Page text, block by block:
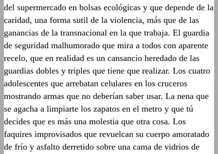
del supermercado en bolsas ecológicas y que depende de la
caridad, una forma sutil de la violencia, más que de las
ganancias de la transnacional en la que trabaja. El guardia
de seguridad malhumorado que mira a todos con aparente
recelo, que en realidad es un cansancio heredado de las
guardias dobles y triples que tiene que realizar. Los cuatro
adolescentes que arrebatan celulares en los cruceros
mostrando armas que no deberían saber usar. La nena que
se agacha a limpiarte los zapatos en el metro y que tú
decides que es más una molestia que otra cosa. Los
faquires improvisados que revuelcan su cuerpo amoratado
de frío y asfalto derretido sobre una cama de vidrios de